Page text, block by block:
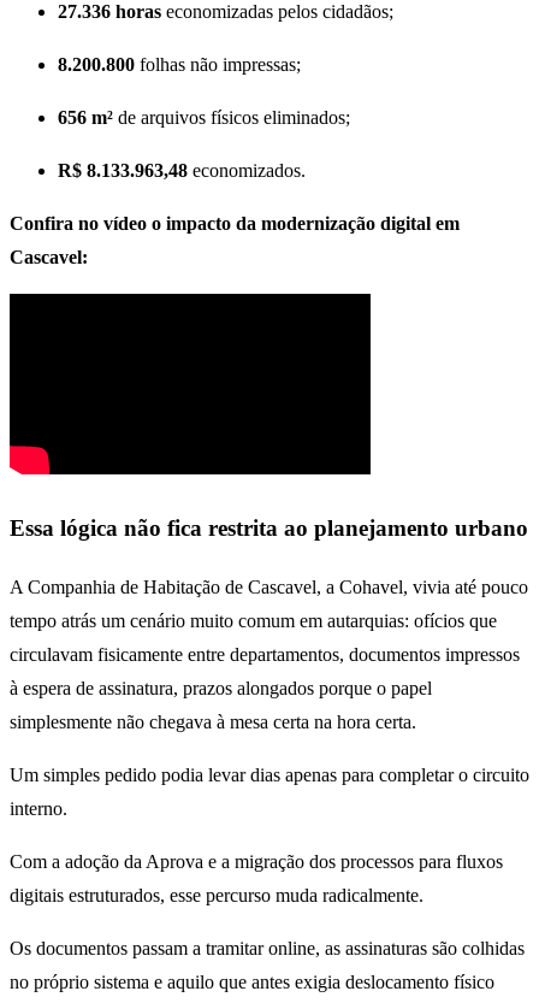
27.336 horas economizadas pelos cidadãos;
8.200.800 folhas não impressas;
656 m² de arquivos físicos eliminados;
R$ 8.133.963,48 economizados.
Confira no vídeo o impacto da modernização digital em
Cascavel:
Essa lógica não fica restrita ao planejamento urbano
A Companhia de Habitação de Cascavel, a Cohavel, vivia até pouco
tempo atrás um cenário muito comum em autarquias: ofícios que
circulavam fisicamente entre departamentos, documentos impressos
à espera de assinatura, prazos alongados porque o papel
simplesmente não chegava à mesa certa na hora certa.
Um simples pedido podia levar dias apenas para completar o circuito
interno.
Com a adoção da Aprova e a migração dos processos para fluxos
digitais estruturados, esse percurso muda radicalmente.
Os documentos passam a tramitar online, as assinaturas são colhidas
no próprio sistema e aquilo que antes exigia deslocamento físico